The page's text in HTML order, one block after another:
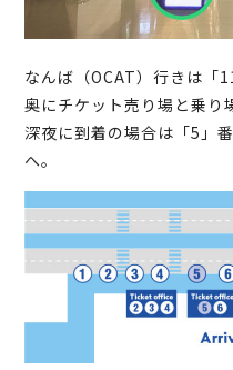
なんば（OCAT）行きは「
奥にチケット売り場と乗り
深夜に到着の場合は「5」
へ。